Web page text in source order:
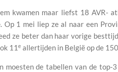
kwamen maar liefst 18 AVR-
. Op 1 mei liep ze al naar een
ze beter dan haar vorige
11 e allertijden in België op de
moesten de tabellen van de